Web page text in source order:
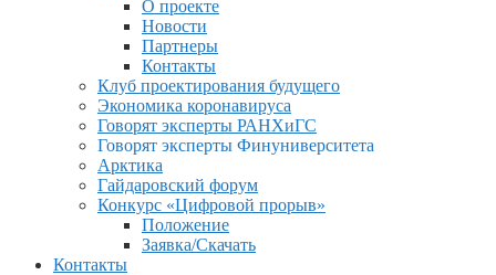
О проекте
Новости
Партнеры
Контакты
Клуб проектирования будущего
Экономика коронавируса
Говорят эксперты РАНХиГС
Говорят эксперты Финуниверситета
Арктика
Гайдаровский форум
Конкурс «Цифровой прорыв»
Положение
Заявка/Скачать
Контакты